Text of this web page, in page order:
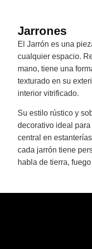
Jarrones
El Jarrón es una
cualquier espacio.
mano, tiene una
texturado en su
interior vitrificado.
Su estilo rústico y
decorativo ideal
central en
cada jarrón tiene
habla de tierra,